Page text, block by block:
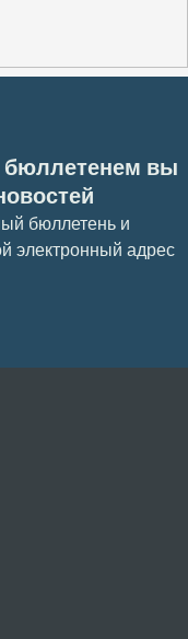
вы
бюллетень и
электронный адрес